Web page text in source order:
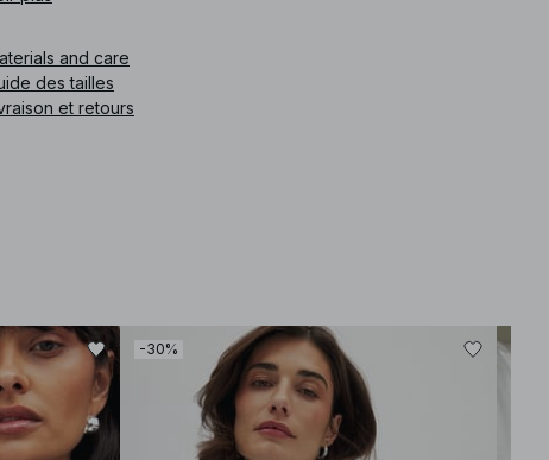
and care
des tailles
et retours
-30%